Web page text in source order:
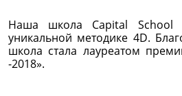
Наша школа Capital School
уникальной методике 4D.
школа стала лауреатом
-2018».